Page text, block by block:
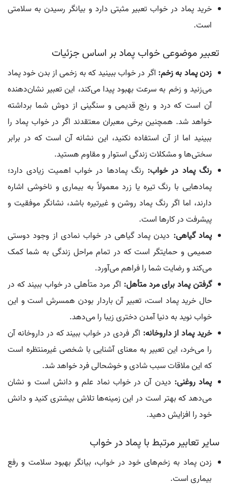
خرید پماد در خواب تعبیر مثبتی دارد و بیانگر رسیدن به سلامتی
است.
تعبیر موضوعی خواب پماد بر اساس جزئیات
زدن پماد به زخم: اگر در خواب ببینید که به زخمی از بدن خود پماد
می‌زنید و زخم به سرعت بهبود پیدا می‌کند، این تعبیر نشان‌دهنده
آن است که درد و رنج قدیمی و سنگینی از دوش شما برداشته
خواهد شد. همچنین برخی معبران معتقدند اگر در خواب پماد را
ببینید اما از آن استفاده نکنید، این نشانه آن است که در برابر
سختی‌ها و مشکلات زندگی استوار و مقاوم هستید.
رنگ پماد در خواب: رنگ پمادها در خواب اهمیت زیادی دارد؛
پمادهایی با رنگ تیره یا زرد معمولاً به بیماری و ناخوشی اشاره
دارند، اما اگر رنگ پماد روشن و غیرتیره باشد، نشانگر موفقیت و
پیشرفت در کارها است.
پماد گیاهی: دیدن پماد گیاهی در خواب نمادی از وجود دوستی
صمیمی و حمایتگر است که در تمام مراحل زندگی به شما کمک
می‌کند و رضایت شما را فراهم می‌آورد.
گرفتن پماد برای مرد متأهل: اگر مرد متأهلی در خواب ببیند که در
حال خرید پماد است، تعبیر آن باردار بودن همسرش است و این
خواب نوید به دنیا آمدن دختری زیبا را می‌دهد.
خرید پماد از داروخانه: اگر فردی در خواب ببیند که در داروخانه آن
را می‌خرد، این تعبیر به معنای آشنایی با شخصی غیرمنتظره است
که این ملاقات سبب شادی و خوشحالی فرد خواهد شد.
پماد روغنی: دیدن آن در خواب نماد علم و دانش است و نشان
می‌دهد که بهتر است در این زمینه‌ها تلاش بیشتری کنید و دانش
خود را افزایش دهید.
سایر تعابیر مرتبط با پماد در خواب
زدن پماد به زخم‌های خود در خواب، بیانگر بهبود سلامت و رفع
بیماری است.